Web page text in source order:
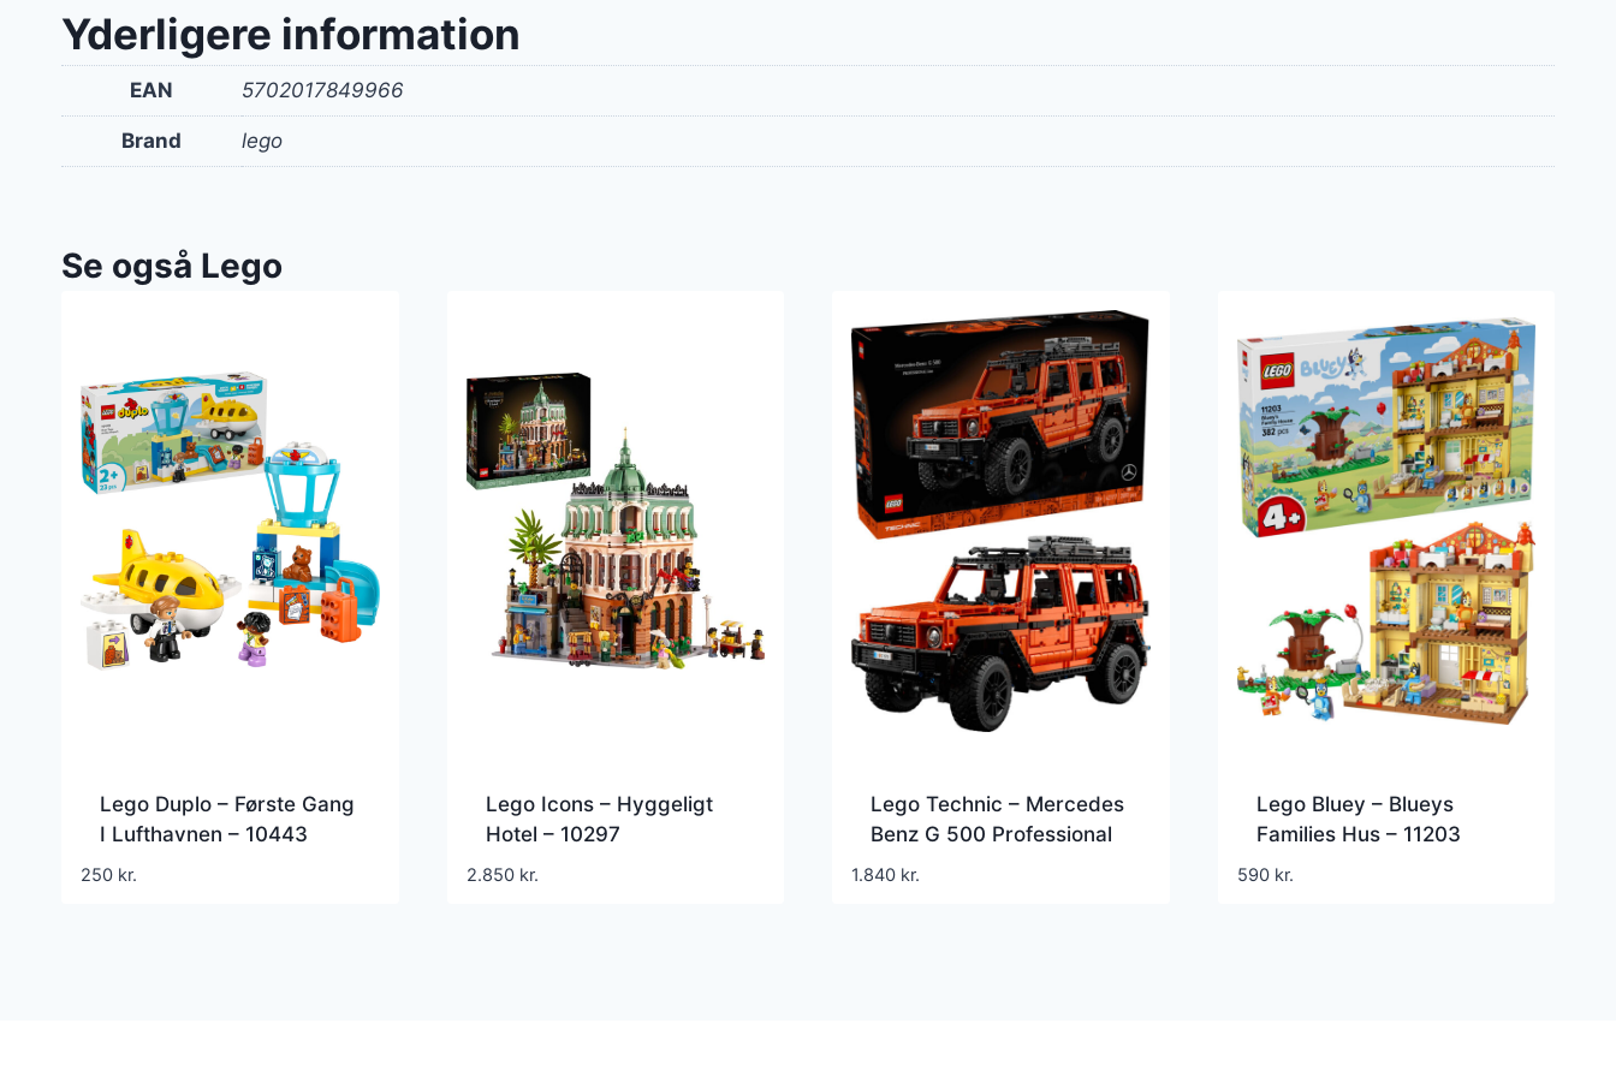
Yderligere information
EAN 5702017849966
Brand lego
Se også Lego
Lego Duplo – Første Gang
I Lufthavnen – 10443
250 kr.
Lego Icons – Hyggeligt
Hotel – 10297
2.850 kr.
Lego Technic – Mercedes
Benz G 500 Professional
Line – 42177
1.840 kr.
Lego Bluey – Blueys
Families Hus – 11203
590 kr.